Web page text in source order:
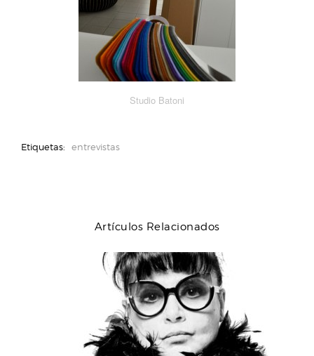
Studio Batoni
Etiquetas: entrevistas
Artículos Relacionados